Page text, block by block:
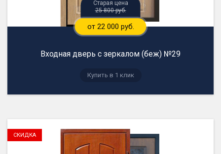
25 800 руб.
от 22 000 руб.
Входная дверь с зеркалом (беж) №29
Купить в 1 клик